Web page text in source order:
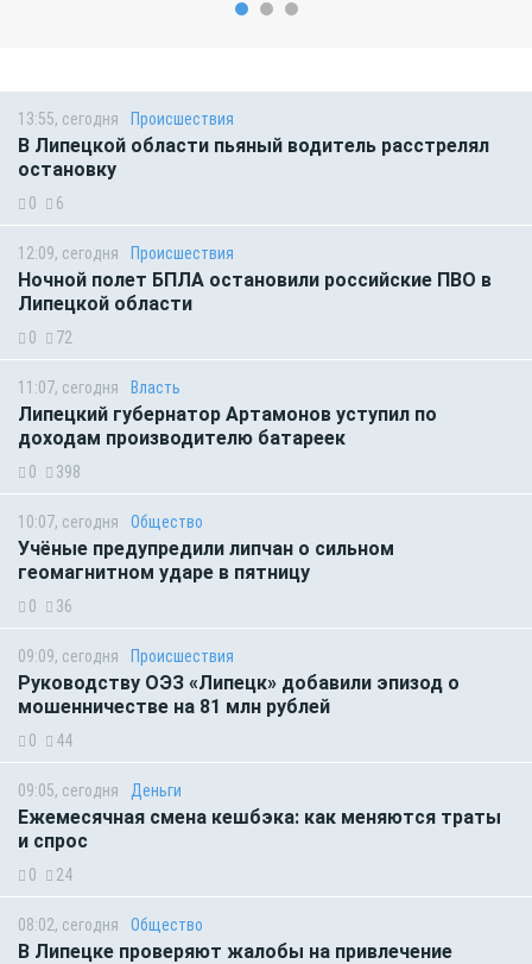
13:55, сегодня Происшествия
В Липецкой области пьяный водитель расстрелял
остановку
0 6
12:09, сегодня Происшествия
Ночной полет БПЛА остановили российские ПВО в
Липецкой области
0 72
11:07, сегодня Власть
Липецкий губернатор Артамонов уступил по
доходам производителю батареек
0 398
10:07, сегодня Общество
Учёные предупредили липчан о сильном
геомагнитном ударе в пятницу
0 36
09:09, сегодня Происшествия
Руководству ОЭЗ «Липецк» добавили эпизод о
мошенничестве на 81 млн рублей
0 44
09:05, сегодня Деньги
Ежемесячная смена кешбэка: как меняются траты
и спрос
0 24
08:02, сегодня Общество
В Липецке проверяют жалобы на привлечение